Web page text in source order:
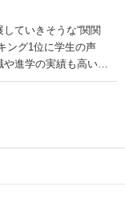
ていきそうな“関関
ング1位に学生の声
進学の実績も高い」